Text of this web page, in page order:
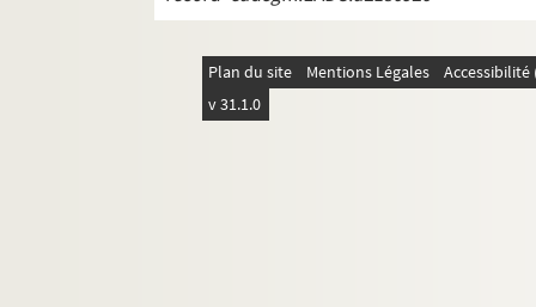
Plan du site Mentions Légales
v 31.1.0